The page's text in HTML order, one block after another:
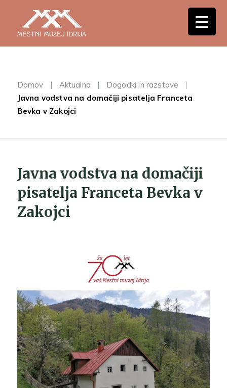
Domov Aktualno
Dogodki in razstave
Javna vodstva na domačiji pisatelja Franceta
Bevka v Zakojci
Javna vodstva na domačiji
pisatelja Franceta Bevka v
Zakojci